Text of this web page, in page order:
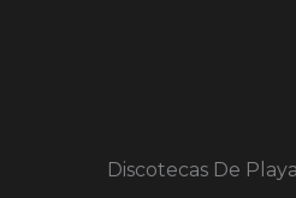
Discotecas De